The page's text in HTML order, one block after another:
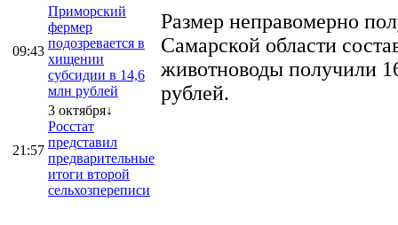
09:43
Приморский
фермер
подозревается в
хищении
субсидии в 14,6
млн рублей
21:57
3 октября↓
Росстат
представил
предварительные
итоги второй
сельхозпереписи
Размер неправомерно
Самарской области
животноводы получили
рублей.